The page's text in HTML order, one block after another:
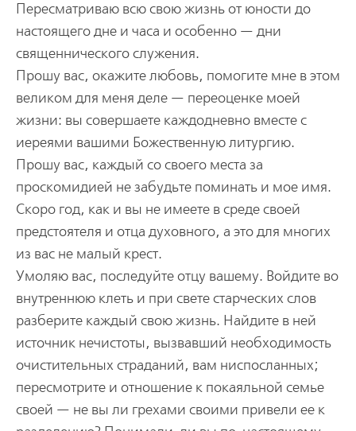
Пересматриваю всю свою жизнь от юности до
настоящего дне и часа и особенно — дни
священнического служения.
Прошу вас, окажите любовь, помогите мне в этом
великом для меня деле — переоценке моей
жизни: вы совершаете каждодневно вместе с
иереями вашими Божественную литургию.
Прошу вас, каждый со своего места за
проскомидией не забудьте поминать и мое имя.
Скоро год, как и вы не имеете в среде своей
предстоятеля и отца духовного, а это для многих
из вас не малый крест.
Умоляю вас, последуйте отцу вашему. Войдите во
внутреннюю клеть и при свете старческих слов
разберите каждый свою жизнь. Найдите в ней
источник нечистоты, вызвавший необходимость
очистительных страданий, вам ниспосланных;
пересмотрите и отношение к покаяльной семье
своей — не вы ли грехами своими привели ее к